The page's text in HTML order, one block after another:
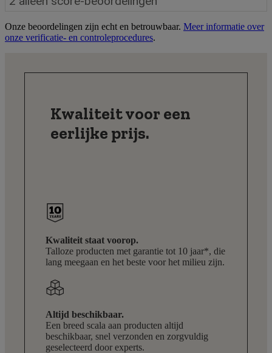
Onze beoordelingen zijn echt en betrouwbaar. Meer informatie over
onze verificatie- en controleprocedures.
Kwaliteit voor een
eerlijke prijs.
Kwaliteit staat voorop.
Talloze producten met garantie tot 10 jaar*, die
lang meegaan en het beste voor het milieu zijn.
Altijd beschikbaar.
Een breed scala aan producten altijd
beschikbaar, snel verzonden en zorgvuldig
geselecteerd door experts.